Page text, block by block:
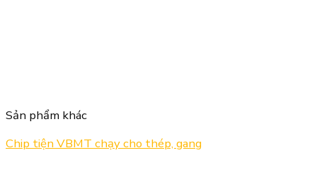
Sản phẩm khác
Chip tiện VBMT chạy cho thép, gang